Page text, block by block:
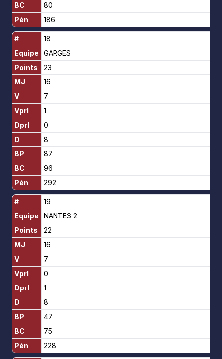
BC
Pén
#
Equipe
Points
MJ
V
Vprl
Dprl
D
BP
BC
Pén
#
Equipe
Points
MJ
V
Vprl
Dprl
D
BP
BC
Pén
80
186
18
GARGES
23
16
7
1
0
8
87
96
292
19
NANTES 2
22
16
7
0
1
8
47
75
228